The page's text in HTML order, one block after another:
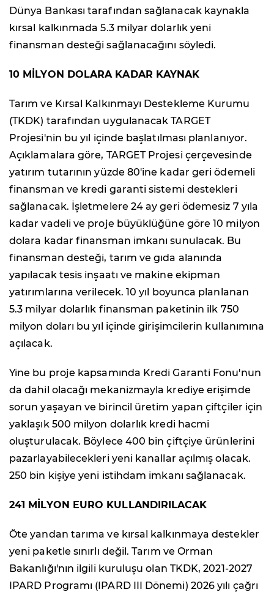
Dünya Bankası tarafından sağlanacak kaynakla
kırsal kalkınmada 5.3 milyar dolarlık yeni
finansman desteği sağlanacağını söyledi.
10 MİLYON DOLARA KADAR KAYNAK
Tarım ve Kırsal Kalkınmayı Destekleme Kurumu
(TKDK) tarafından uygulanacak TARGET
Projesi'nin bu yıl içinde başlatılması planlanıyor.
Açıklamalara göre, TARGET Projesi çerçevesinde
yatırım tutarının yüzde 80'ine kadar geri ödemeli
finansman ve kredi garanti sistemi destekleri
sağlanacak. İşletmelere 24 ay geri ödemesiz 7 yıla
kadar vadeli ve proje büyüklüğüne göre 10 milyon
dolara kadar finansman imkanı sunulacak. Bu
finansman desteği, tarım ve gıda alanında
yapılacak tesis inşaatı ve makine ekipman
yatırımlarına verilecek. 10 yıl boyunca planlanan
5.3 milyar dolarlık finansman paketinin ilk 750
milyon doları bu yıl içinde girişimcilerin kullanımına
açılacak.
Yine bu proje kapsamında Kredi Garanti Fonu'nun
da dahil olacağı mekanizmayla krediye erişimde
sorun yaşayan ve birincil üretim yapan çiftçiler için
yaklaşık 500 milyon dolarlık kredi hacmi
oluşturulacak. Böylece 400 bin çiftçiye ürünlerini
pazarlayabilecekleri yeni kanallar açılmış olacak.
250 bin kişiye yeni istihdam imkanı sağlanacak.
241 MİLYON EURO KULLANDIRILACAK
Öte yandan tarıma ve kırsal kalkınmaya destekler
yeni paketle sınırlı değil. Tarım ve Orman
Bakanlığı'nın ilgili kuruluşu olan TKDK, 2021-2027
IPARD Programı (IPARD III Dönemi) 2026 yılı çağrı